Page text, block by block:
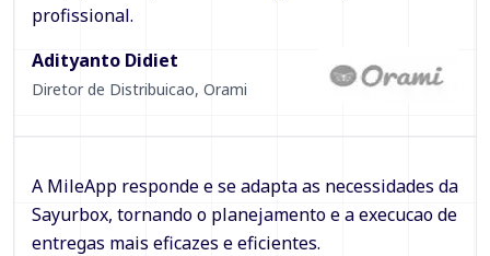
profissional.
Adityanto Didiet
Diretor de Distribuicao, Orami
A MileApp responde e se adapta as necessidades da
Sayurbox, tornando o planejamento e a execucao de
entregas mais eficazes e eficientes.